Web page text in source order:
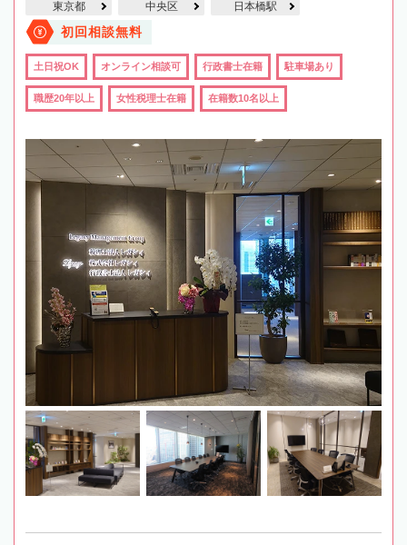
東京都 中央区 日本橋駅
初回相談無料
土日祝OK オンライン相談可 行政書士在籍 駐車場あり
職歴20年以上 女性税理士在籍 在籍数10名以上